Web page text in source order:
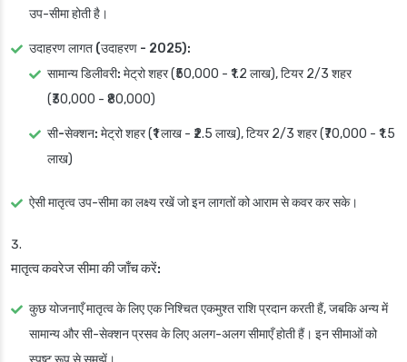
उप-सीमा होती है।
उदाहरण लागत (उदाहरण - 2025):
सामान्य डिलीवरी: मेट्रो शहर (₹50,000 - ₹1.2 लाख), टियर 2/3 शहर
(₹30,000 - ₹80,000)
सी-सेक्शन: मेट्रो शहर (₹1 लाख - ₹2.5 लाख), टियर 2/3 शहर (₹70,000 - ₹1.5
लाख)
ऐसी मातृत्व उप-सीमा का लक्ष्य रखें जो इन लागतों को आराम से कवर कर सके।
मातृत्व कवरेज सीमा की जाँच करें:
कुछ योजनाएँ मातृत्व के लिए एक निश्चित एकमुश्त राशि प्रदान करती हैं, जबकि अन्य में
सामान्य और सी-सेक्शन प्रसव के लिए अलग-अलग सीमाएँ होती हैं। इन सीमाओं को